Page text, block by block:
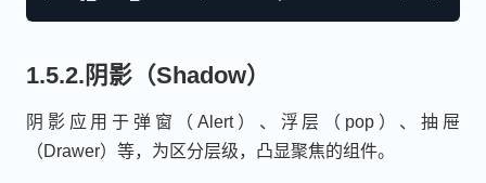
1.5.2.阴影（Shadow）
阴影应用于弹窗（Alert）、浮层（pop）、抽屉
（Drawer）等，为区分层级，凸显聚焦的组件。